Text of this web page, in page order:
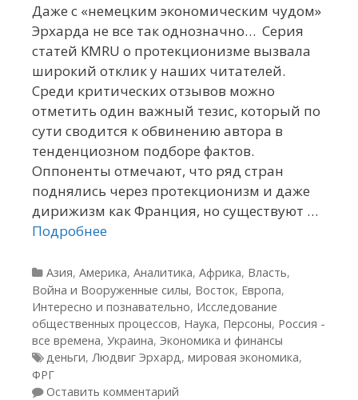
Даже с «немецким экономическим чудом»
Эрхарда не все так однозначно… Серия
статей KMRU о протекционизме вызвала
широкий отклик у наших читателей.
Среди критических отзывов можно
отметить один важный тезис, который по
сути сводится к обвинению автора в
тенденциозном подборе фактов.
Оппоненты отмечают, что ряд стран
поднялись через протекционизм и даже
дирижизм как Франция, но существуют …
Подробнее
Рубрики
Азия, Америка, Аналитика, Африка, Власть,
Война и Вооруженные силы, Восток, Европа,
Интересно и познавательно, Исследование
общественных процессов, Наука, Персоны, Россия -
все времена, Украина, Экономика и финансы
Метки
деньги, Людвиг Эрхард , мировая экономика,
ФРГ
Оставить комментарий